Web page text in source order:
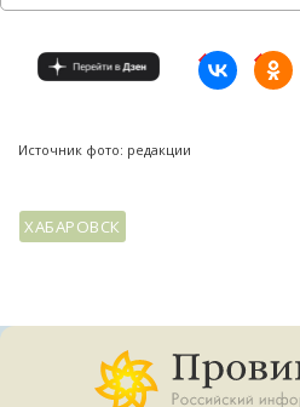
Источник фото: редакции
ХАБАРОВСК